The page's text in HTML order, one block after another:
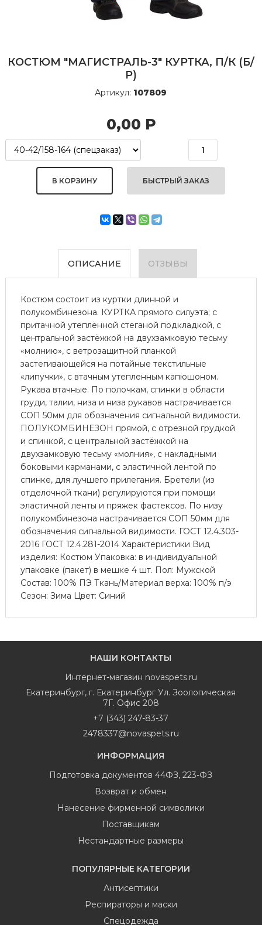
КОСТЮМ "МАГИСТРАЛЬ-3" КУРТКА, П/К (Б/
Р)
Артикул: 107809
0,00 Р
БЫСТРЫЙ ЗАКАЗ
ОПИСАНИЕ ОТЗЫВЫ
Костюм состоит из куртки длинной и
полукомбинезона. КУРТКА прямого силуэта; с
притачной утеплённой стеганой подкладкой, с
центральной застёжкой на двухзамковую тесьму
«молнию», с ветрозащитной планкой
застегивающейся на потайные текстильные
«липучки», с втачным утепленным капюшоном.
Рукава втачные. По полочкам, спинки в области
груди, талии, низа и низа рукавов настрачивается
СОП 50мм для обозначения сигнальной видимости.
ПОЛУКОМБИНЕЗОН прямой, с отрезной грудкой
и спинкой, с центральной застёжкой на
двухзамковую тесьму «молния», с накладными
боковыми карманами, с эластичной лентой по
спинке, для лучшего прилегания. Бретели (из
отделочной ткани) регулируются при помощи
эластичной ленты и пряжек фастексов. По низу
полукомбинезона настрачивается СОП 50мм для
обозначения сигнальной видимости. ГОСТ 12.4.303-
2016 ГОСТ 12.4.281-2014 Характеристики Вид
изделия: Костюм Упаковка: в индивидуальной
упаковке (пакет) в мешке 4 шт. Пол: Мужской
Состав: 100% ПЭ Ткань/Материал верха: 100% п/э
Сезон: Зима Цвет: Синий
НАШИ КОНТАКТЫ
Интернет-магазин novaspets.ru
Екатеринбург, г. Екатеринбург Ул. Зоологическая
7Г. Офис 208
+7 (343) 247-83-37
2478337@novaspets.ru
ИНФОРМАЦИЯ
Подготовка документов 44ФЗ, 223-ФЗ
Возврат и обмен
Нанесение фирменной символики
Поставщикам
Нестандартные размеры
ПОПУЛЯРНЫЕ КАТЕГОРИИ
Антисептики
Респираторы и маски
Спецодежда